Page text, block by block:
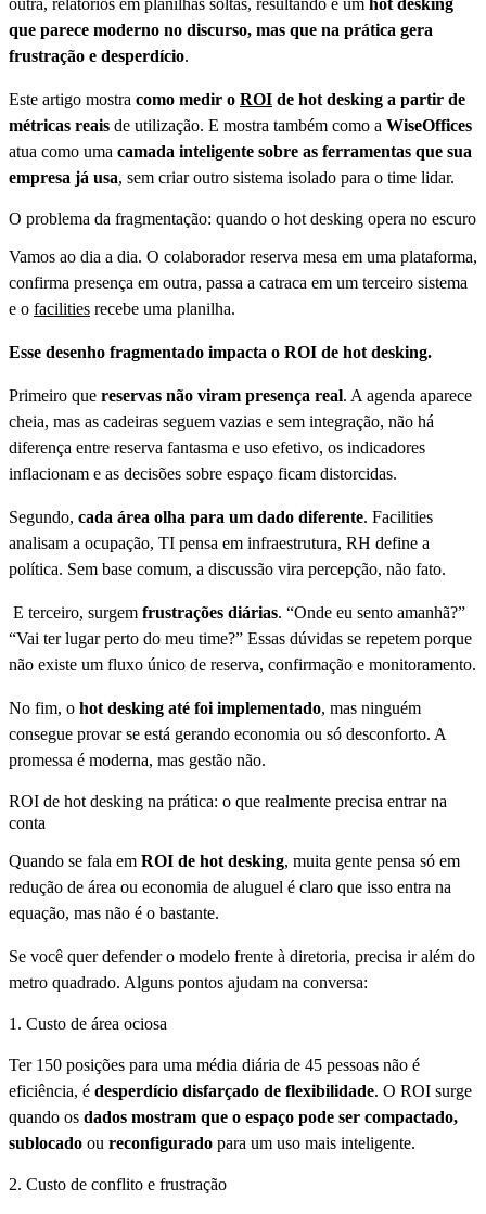
que parece moderno no discurso, mas que na prática gera
frustração e desperdício.
Este artigo mostra como medir o ROI de hot desking a partir de
métricas reais de utilização. E mostra também como a WiseOffices
atua como uma camada inteligente sobre as ferramentas que sua
empresa já usa, sem criar outro sistema isolado para o time lidar.
O problema da fragmentação: quando o hot desking opera no escuro
Vamos ao dia a dia. O colaborador reserva mesa em uma plataforma,
confirma presença em outra, passa a catraca em um terceiro sistema
e o facilities recebe uma planilha.
Esse desenho fragmentado impacta o ROI de hot desking.
Primeiro que reservas não viram presença real. A agenda aparece
cheia, mas as cadeiras seguem vazias e sem integração, não há
diferença entre reserva fantasma e uso efetivo, os indicadores
inflacionam e as decisões sobre espaço ficam distorcidas.
Segundo, cada área olha para um dado diferente. Facilities
analisam a ocupação, TI pensa em infraestrutura, RH define a
política. Sem base comum, a discussão vira percepção, não fato.
E terceiro, surgem frustrações diárias. “Onde eu sento amanhã?”
“Vai ter lugar perto do meu time?” Essas dúvidas se repetem porque
não existe um fluxo único de reserva, confirmação e monitoramento.
No fim, o hot desking até foi implementado, mas ninguém
consegue provar se está gerando economia ou só desconforto. A
promessa é moderna, mas gestão não.
ROI de hot desking na prática: o que realmente precisa entrar na
conta
Quando se fala em ROI de hot desking, muita gente pensa só em
redução de área ou economia de aluguel é claro que isso entra na
equação, mas não é o bastante.
Se você quer defender o modelo frente à diretoria, precisa ir além do
metro quadrado. Alguns pontos ajudam na conversa:
1. Custo de área ociosa
Ter 150 posições para uma média diária de 45 pessoas não é
eficiência, é desperdício disfarçado de flexibilidade. O ROI surge
quando os dados mostram que o espaço pode ser compactado,
sublocado ou reconfigurado para um uso mais inteligente.
2. Custo de conflito e frustração